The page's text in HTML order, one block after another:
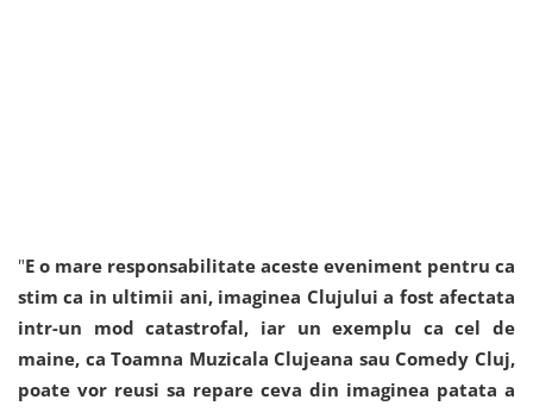
"E o mare responsabilitate aceste eveniment pentru ca
stim ca in ultimii ani, imaginea Clujului a fost afectata
intr-un mod catastrofal, iar un exemplu ca cel de
maine, ca Toamna Muzicala Clujeana sau Comedy Cluj,
poate vor reusi sa repare ceva din imaginea patata a